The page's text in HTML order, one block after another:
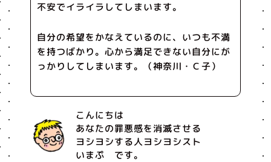
不安でイライラしてしまいます。
自分の希望をかなえているのに、いつも不満
を持つばかり。心から満足できない自分にが
っかりしてしまいます。（神奈川・Ｃ子）
こんにちは
あなたの罪悪感を消滅させる
ヨシヨシする人ヨシヨシスト
いまぷ です。